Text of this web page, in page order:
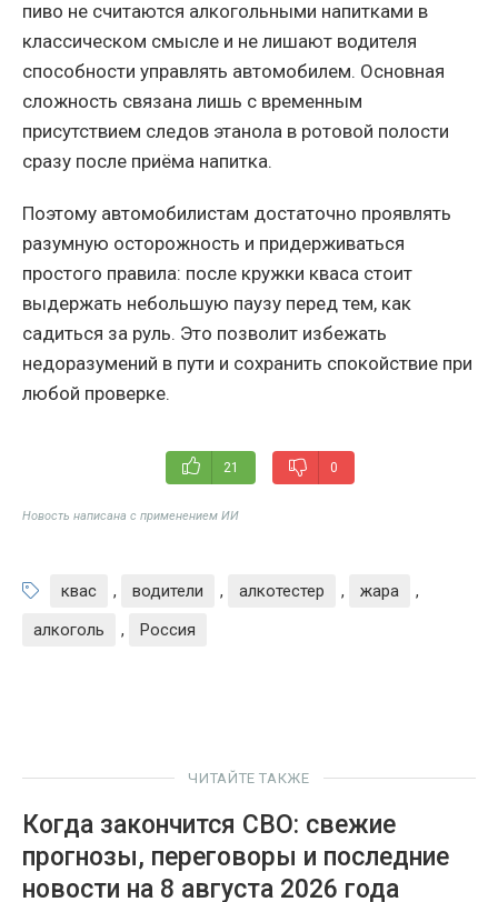
пиво не считаются алкогольными напитками в
классическом смысле и не лишают водителя
способности управлять автомобилем. Основная
сложность связана лишь с временным
присутствием следов этанола в ротовой полости
сразу после приёма напитка.
Поэтому автомобилистам достаточно проявлять
разумную осторожность и придерживаться
простого правила: после кружки кваса стоит
выдержать небольшую паузу перед тем, как
садиться за руль. Это позволит избежать
недоразумений в пути и сохранить спокойствие при
любой проверке.
21 0
Новость написана с применением ИИ
квас , водители , алкотестер , жара
,
алкоголь
, Россия
ЧИТАЙТЕ ТАКЖЕ
Когда закончится СВО: свежие
прогнозы, переговоры и последние
новости на 8 августа 2026 года